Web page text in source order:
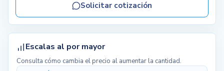
Solicitar cotización
Escalas al por mayor
Consulta cómo cambia el precio al aumentar la cantidad.